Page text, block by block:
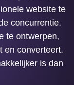
website te
concurrentie.
te ontwerpen,
en converteert.
is dan